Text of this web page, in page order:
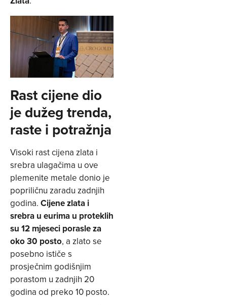
Rast cijene dio
je dužeg trenda,
raste i potražnja
Visoki rast cijena zlata i
srebra ulagačima u ove
plemenite metale donio je
popriličnu zaradu zadnjih
godina. Cijene zlata i
srebra u eurima u proteklih
su 12 mjeseci porasle za
oko 30 posto, a zlato se
posebno ističe s
prosječnim godišnjim
porastom u zadnjih 20
godina od preko 10 posto.